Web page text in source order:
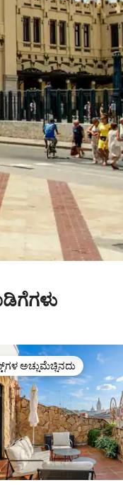
ಗೆಸ್ಚರ್‌ಗಳ ಮೂಲಕ ಅನ್ವೇಷಿಸಿ.
ಅತಿ ಹೆಚ್ಚು ಅಚ್ಚುಮೆಚ್ಚಿನದು
ಅಚ್ಚುಮೆಚ್ಚಿನದು